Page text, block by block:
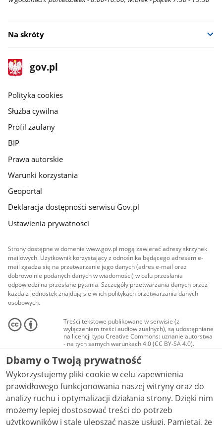
Na skróty
stopka
gov.pl
Strona
gov.pl
gov.pl
Polityka cookies
Służba cywilna
Profil zaufany
BIP
Prawa autorskie
Warunki korzystania
Geoportal
Deklaracja dostępności serwisu Gov.pl
Ustawienia prywatności
Strony dostępne w domenie www.gov.pl mogą zawierać adresy skrzynek
mailowych. Użytkownik korzystający z odnośnika będącego adresem e-
mail zgadza się na przetwarzanie jego danych (adres e-mail oraz
dobrowolnie podanych danych w wiadomości) w celu przesłania
odpowiedzi na przesłane pytania. Szczegóły przetwarzania danych przez
każdą z jednostek znajdują się w ich politykach przetwarzania danych
osobowych.
Treści tekstowe publikowane w serwisie (z
wyłączeniem treści audiowizualnych), są udostępniane
na licencji typu Creative Commons: uznanie autorstwa
- na tych samych warunkach 4.0 (CC BY-SA 4.0).
Materiały audiowizualne, w tym zdjęcia, materiały
audio i wideo, są udostępniane na licencji typu
Creative Commons: uznanie autorstwa użycie
niekomercyjne - bez utworów zależnych 4.0 (CC BY-
NC-ND 4.0), o ile nie jest to stwierdzone inaczej.
Dbamy o Twoją prywatność
Wykorzystujemy pliki cookie w celu zapewnienia
prawidłowego funkcjonowania naszej witryny oraz do
analizy ruchu i optymalizacji działania strony. Dzięki nim
możemy lepiej dostosować treści do potrzeb
użytkowników i stale ulepszać nasze usługi. Pamiętaj, że